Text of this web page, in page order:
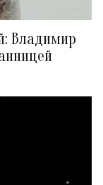
Владимир